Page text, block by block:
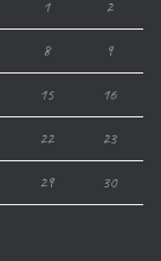
1 2
8 9
15 16
22 23
29 30